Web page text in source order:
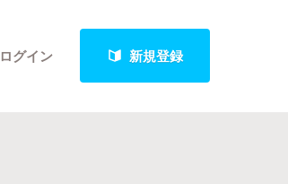
ログイン 新規登録